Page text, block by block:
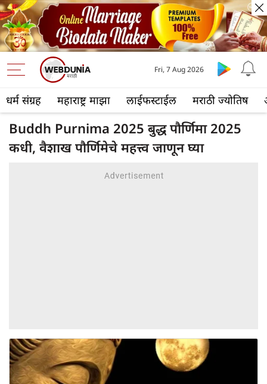
धर्म संग्रह महाराष्ट्र माझा लाईफस्टाईल मराठी ज्योतिष
Fri, 7 Aug 2026
Buddh Purnima 2025 बुद्ध पौर्णिमा 2025
कधी, वैशाख पौर्णिमेचे महत्त्व जाणून घ्या